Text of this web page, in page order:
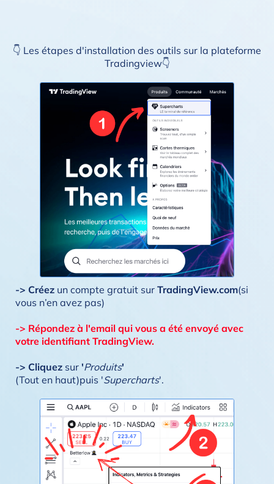
👇 Les étapes d'installation des outils sur la plateforme
Tradingview👇
-> Créez un compte gratuit sur TradingView.com(si
vous n’en avez pas)
-> Répondez à l'email qui vous a été envoyé avec
votre identifiant TradingView.
-> Cliquez sur 'Produits'
(Tout en haut)puis 'Supercharts'.